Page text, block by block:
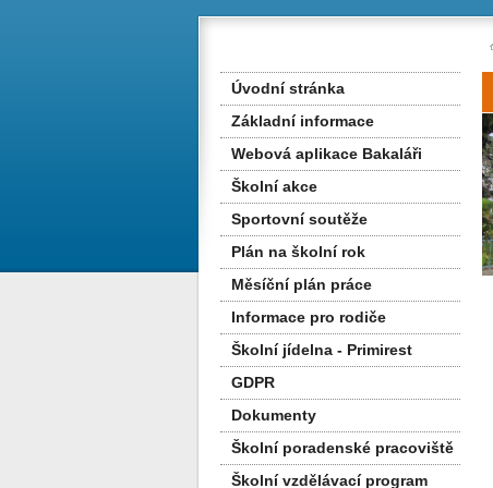
Úvodní stránka
Základní informace
Webová aplikace Bakaláři
Školní akce
Sportovní soutěže
Plán na školní rok
Měsíční plán práce
Informace pro rodiče
Školní jídelna - Primirest
GDPR
Dokumenty
Školní poradenské pracoviště
Školní vzdělávací program